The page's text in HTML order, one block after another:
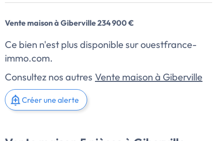
Vente maison à Giberville 234 900 €
Ce bien n'est plus disponible sur ouestfrance-
immo.com.
Consultez nos autres Vente maison à Giberville
Créer une alerte